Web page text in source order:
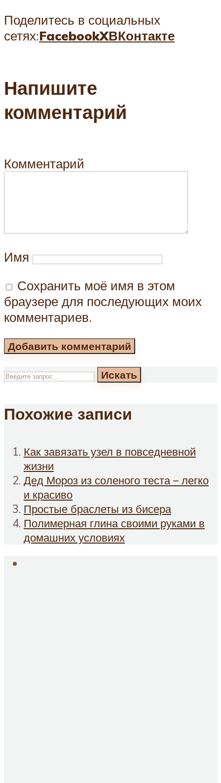
Поделитесь в социальных
сетях:FacebookXВКонтакте
Напишите
комментарий
Комментарий
Имя
Сохранить моё имя в этом
браузере для последующих моих
комментариев.
Искать
Похожие записи
Как завязать узел в повседневной
жизни
Дед Мороз из соленого теста – легко
и красиво
Простые браслеты из бисера
Полимерная глина своими руками в
домашних условиях